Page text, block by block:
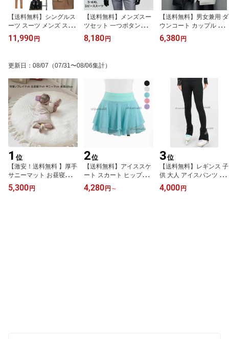
【送料無料】シングルス
ーツ スーツ メンズ スリ
ムスーツ カジュアル ビ
ジネススーツ フォーマル
+ベスト メンズスーツ 3
点セット キャメル 紳士
服 結婚式スーツ 出勤 出
張 パーティ 二次会 忘年
会 披露宴 セットアップ
おしゃれ
11,990 円
【送料無料】メンズスー
ツセット 一つボタンスー
ツ メンズ ビジネススー
ツ セットアップ 3点セッ
全8色 スタイリッシュ 細
身スーツ 春夏 秋冬 通勤
ビジネス フォーマル パ
ーティー 結婚式 二次会
入学式 紳士服
8,180 円
【送料無料】男女兼用 ダ
ウンコート カップル メ
ンズ レディースダウンコ
ート お揃い ロングコー
アルック ダウンジャケッ
ト 上品 大きいサイズ ア
ウター おしゃれ カジュ
アル ビジネスコート 冬
6,380 円
更新日 ： 08/07 （07/31〜08/06集計）
1 位
【激安！送料無料 】厚手
サニーマット お昼寝マッ
ト 丸洗いOK ごろ寝 直径
100cm レース フリル付
5,300 円
2位
【送料無料】アイススケ
ート スカート ヒッププ
ロテクター アイスダンス
練習着 女の子 大人 フィ
4,280 円 ～
3位
【送料無料】レギンス 子
供 大人 アイスパンツ フ
ィギュアスケートパンツ
レギンス 高弾性 優しい
4,000 円